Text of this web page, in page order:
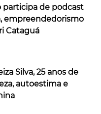
participa de podcast
empreendedorismo
Cataguá
Silva, 25 anos de
autoestima e